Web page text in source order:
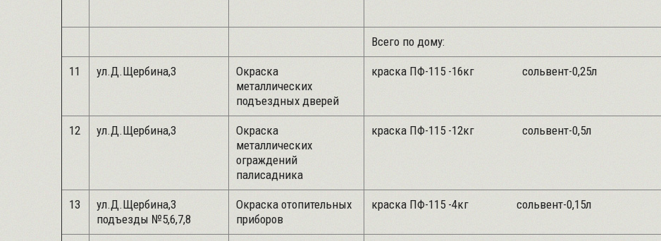
Всего по дому:
11 ул.Д.Щербина,3
Окраска
металлических
подъездных дверей
краска ПФ-115 -16кг сольвент-0,25л
12 ул.Д.Щербина,3
Окраска
металлических
ограждений
палисадника
краска ПФ-115 -12кг сольвент-0,5л
13
ул.Д.Щербина,3
подъезды №5,6,7,8
Окраска отопительных
приборов
краска ПФ-115 -4кг сольвент-0,15л